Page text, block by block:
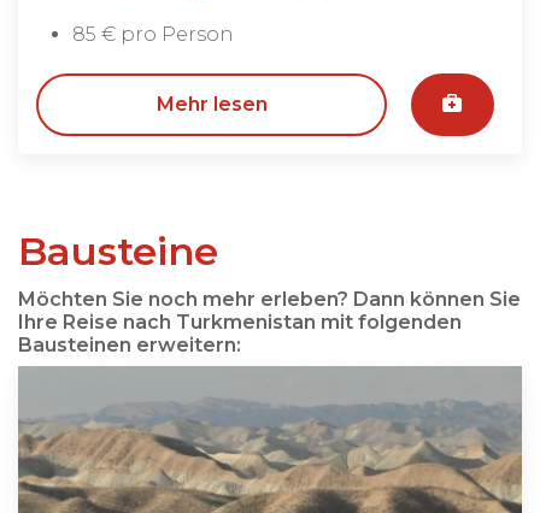
85 € pro Person
Mehr lesen
Bausteine
Möchten Sie noch mehr erleben? Dann können Sie
Ihre Reise nach Turkmenistan mit folgenden
Bausteinen erweitern: